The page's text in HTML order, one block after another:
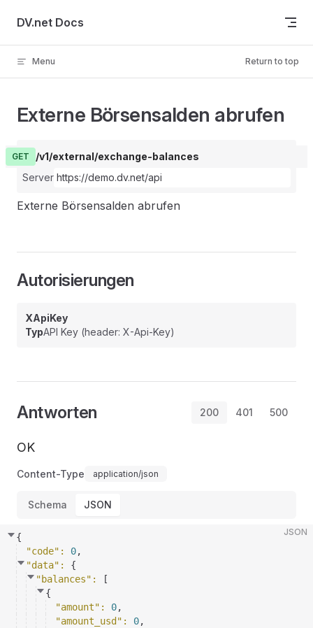
Skip to content
DV.net Docs
Menu Return to top
Externe Börsensalden abrufen
GET
/v1/external/exchange-balances
Server
Externe Börsensalden abrufen
Autorisierungen
XApiKey
TypAPI Key (header: X-Api-Key)
Antworten 200 401 500
OK
Content-Type application/json
Schema JSON
JSON
{
"code" : 0,
"data" : {
"balances" :
[
{
"amount" : 0,
"amount_usd" : 0,